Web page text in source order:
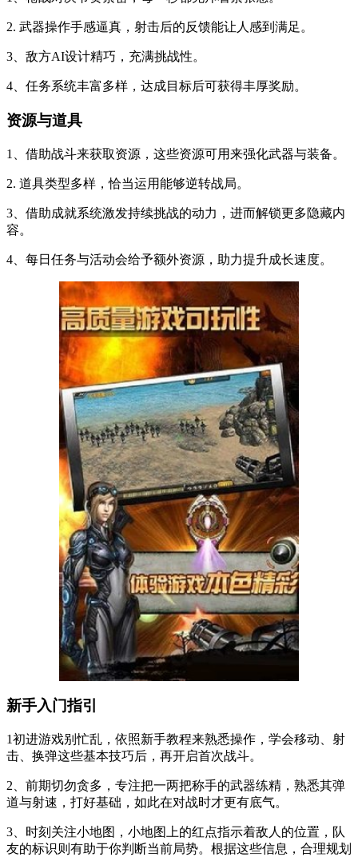
2. 武器操作手感逼真，射击后的反馈能让人感到满足。
3、敌方AI设计精巧，充满挑战性。
4、任务系统丰富多样，达成目标后可获得丰厚奖励。
资源与道具
1、借助战斗来获取资源，这些资源可用来强化武器与装备。
2. 道具类型多样，恰当运用能够逆转战局。
3、借助成就系统激发持续挑战的动力，进而解锁更多隐藏内
容。
4、每日任务与活动会给予额外资源，助力提升成长速度。
新手入门指引
1初进游戏别忙乱，依照新手教程来熟悉操作，学会移动、射
击、换弹这些基本技巧后，再开启首次战斗。
2、前期切勿贪多，专注把一两把称手的武器练精，熟悉其弹
道与射速，打好基础，如此在对战时才更有底气。
3、时刻关注小地图，小地图上的红点指示着敌人的位置，队
友的标识则有助于你判断当前局势。根据这些信息，合理规划